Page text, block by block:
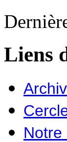
Liens
Notre